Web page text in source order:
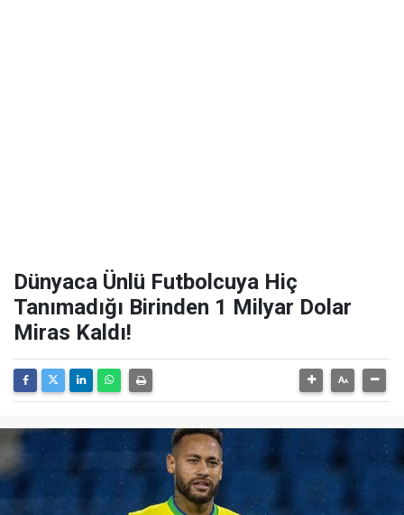
Dünyaca Ünlü Futbolcuya Hiç
Tanımadığı Birinden 1 Milyar Dolar
Miras Kaldı!